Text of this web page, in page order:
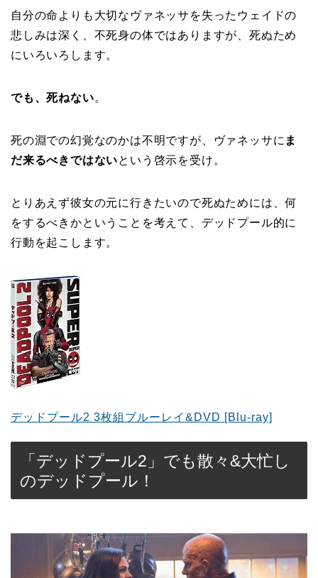
自分の命よりも大切なヴァネッサを失ったウェイドの
悲しみは深く、不死身の体ではありますが、死ぬため
にいろいろします。
でも、死ねない。
死の淵での幻覚なのかは不明ですが、ヴァネッサに ま
だ来るべきではないという啓示を受け。
とりあえず彼女の元に行きたいので死ぬためには、何
をするべきかということを考えて、デッドプール的に
行動を起こします。
デッドプール2 3枚組ブルーレイ&DVD [Blu-ray]
「デッドプール2」でも散々&大忙し
のデッドプール！